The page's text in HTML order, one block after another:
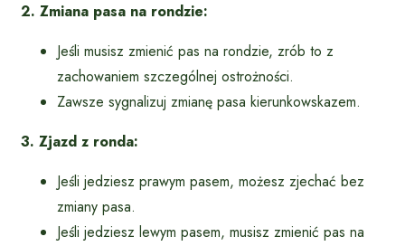
2. Zmiana pasa na rondzie:
Jeśli musisz zmienić pas na rondzie, zrób to z
zachowaniem szczególnej ostrożności.
Zawsze sygnalizuj zmianę pasa kierunkowskazem.
3. Zjazd z ronda:
Jeśli jedziesz prawym pasem, możesz zjechać bez
zmiany pasa.
Jeśli jedziesz lewym pasem, musisz zmienić pas na